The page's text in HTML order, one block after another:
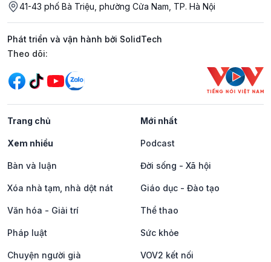
41-43 phố Bà Triệu, phường Cửa Nam, TP. Hà Nội
Phát triển và vận hành bởi SolidTech
Mạng xã hội
Theo dõi:
Trang chủ Mới nhất
Xem nhiều Podcast
Bàn và luận Đời sống - Xã hội
Xóa nhà tạm, nhà dột nát Giáo dục - Đào tạo
Văn hóa - Giải trí Thể thao
Pháp luật Sức khỏe
Chuyện người già VOV2 kết nối